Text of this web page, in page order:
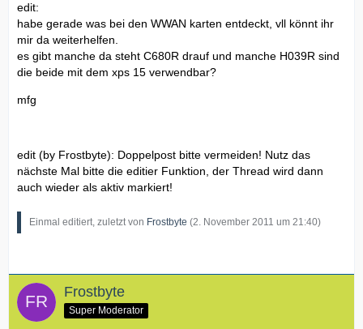
edit:
habe gerade was bei den WWAN karten entdeckt, vll könnt ihr
mir da weiterhelfen.
es gibt manche da steht C680R drauf und manche H039R sind
die beide mit dem xps 15 verwendbar?
mfg
edit (by Frostbyte): Doppelpost bitte vermeiden! Nutz das
nächste Mal bitte die editier Funktion, der Thread wird dann
auch wieder als aktiv markiert!
Einmal editiert, zuletzt von Frostbyte (2. November 2011 um 21:40)
Frostbyte
Super Moderator